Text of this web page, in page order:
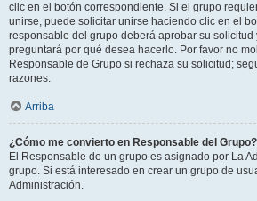
clic en el botón correspondiente. Si el grupo
unirse, puede solicitar unirse haciendo clic en el
responsable del grupo deberá aprobar su solicitud
preguntará por qué desea hacerlo. Por favor no
Responsable de Grupo si rechaza su solicitud;
razones.
Arriba
¿Cómo me convierto en Responsable del Grupo?
El Responsable de un grupo es asignado por La
grupo. Si está interesado en crear un grupo de
Administración.